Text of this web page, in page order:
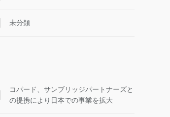
未分類
コパード、サンブリッジパートナーズと
の提携により日本での事業を拡大